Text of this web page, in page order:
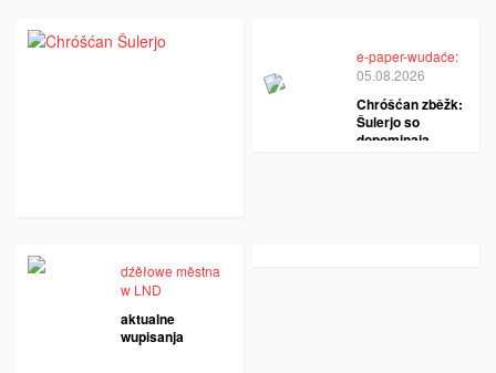
e-paper-wudaće:
05.08.2026
Chróšćan zběžk:
Šulerjo so
dopominaja
dźěłowe městna
w LND
aktualne
wupisanja